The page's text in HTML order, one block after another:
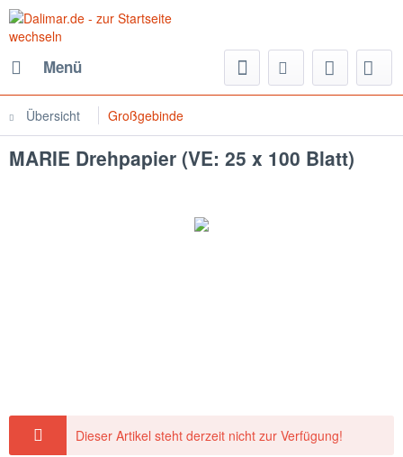
Menü
Übersicht Großgebinde
MARIE Drehpapier (VE: 25 x 100 Blatt)
Dieser Artikel steht derzeit nicht zur Verfügung!